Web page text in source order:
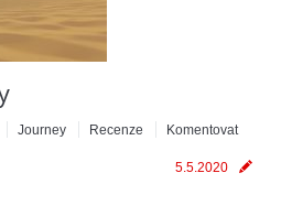
Journey Recenze Komentovat
5.5.2020